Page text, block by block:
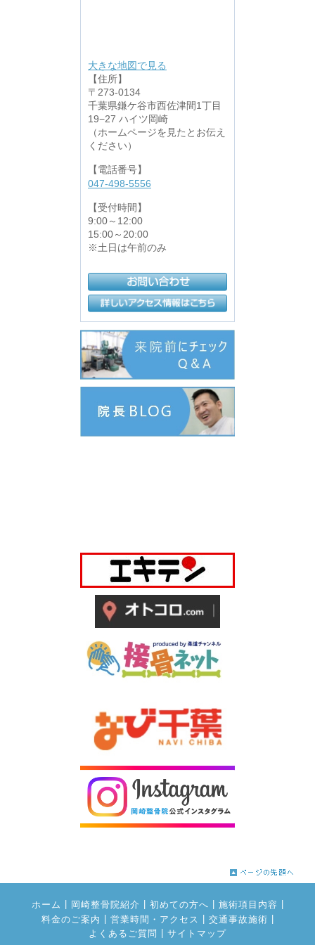
大きな地図で見る
【住所】
〒273-0134
千葉県鎌ケ谷市西佐津間1丁目
19−27 ハイツ岡崎
（ホームページを見たとお伝え
ください）
【電話番号】
047-498-5556
【受付時間】
9:00～12:00
15:00～20:00
※土日は午前のみ
ホーム 岡崎整骨院紹介 初めての方へ 施術項目内容
料金のご案内
営業時間・アクセス 交通事故施術
よくあるご質問
サイトマップ